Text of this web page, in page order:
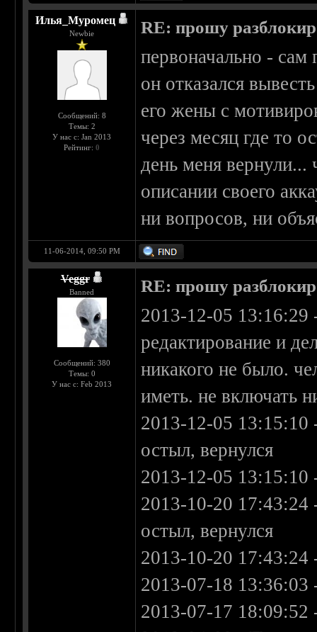
Илья_Муромец
Newbie
Сообщений: 8
Темы: 2
У нас с: Jan 2013
Рейтинг:0
RE: прошу
первоначально -
он отказался
его жены с
через месяц где то
день меня вернули...
описании своего
ни вопросов, ни
11-06-2014, 09:50 PM
Veggr
Banned
Сообщений: 380
Темы: 0
У нас с: Feb 2013
RE: прошу
2013-12-05 13:16:29
редактирование и
никакого не было.
иметь. не включать
2013-12-05 13:15:10
остыл, вернулся
2013-12-05 13:15:10
2013-10-20 17:43:24
остыл, вернулся
2013-10-20 17:43:24
2013-07-18 13:36:03
2013-07-17 18:09:52